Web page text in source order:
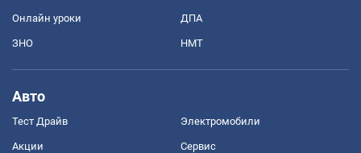
Онлайн уроки ДПА
ЗНО НМТ
Авто
Тест Драйв Электромобили
Акции Сервис